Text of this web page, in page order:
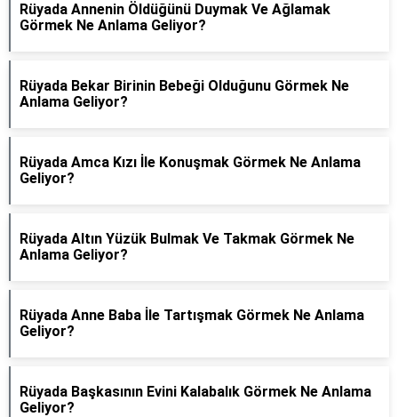
Rüyada Annenin Öldüğünü Duymak Ve Ağlamak
Görmek Ne Anlama Geliyor?
Rüyada Bekar Birinin Bebeği Olduğunu Görmek Ne
Anlama Geliyor?
Rüyada Amca Kızı İle Konuşmak Görmek Ne Anlama
Geliyor?
Rüyada Altın Yüzük Bulmak Ve Takmak Görmek Ne
Anlama Geliyor?
Rüyada Anne Baba İle Tartışmak Görmek Ne Anlama
Geliyor?
Rüyada Başkasının Evini Kalabalık Görmek Ne Anlama
Geliyor?